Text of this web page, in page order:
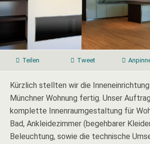
Teilen Tweet
Kürzlich stellten wir die
Münchner Wohnung fertig. Unser
komplette Innenraumgestaltung für
Bad, Ankleidezimmer (begehbarer
Beleuchtung, sowie die technische